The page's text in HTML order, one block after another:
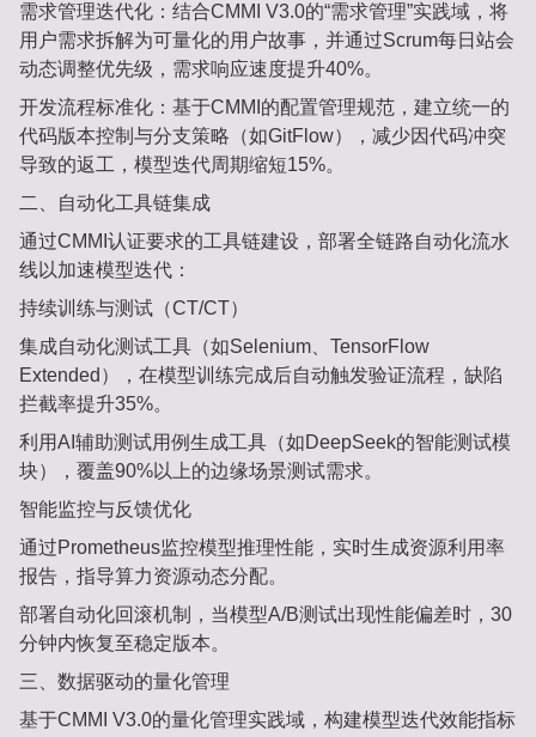
需求管理迭代化‌：结合CMMI V3.0的“需求管理”实践域，将
用户需求拆解为可量化的用户故事，并通过Scrum每日站会
动态调整优先级，需求响应速度提升40%‌。
开发流程标准化‌：基于CMMI的配置管理规范，建立统一的
代码版本控制与分支策略（如GitFlow），减少因代码冲突
导致的返工，模型迭代周期缩短15%‌。
二、‌自动化工具链集成‌
通过CMMI认证要求的工具链建设，部署‌全链路自动化流水
线‌以加速模型迭代：
持续训练与测试（CT/CT）‌
集成自动化测试工具（如Selenium、TensorFlow
Extended），在模型训练完成后自动触发验证流程，缺陷
拦截率提升35%‌。
利用AI辅助测试用例生成工具（如DeepSeek的智能测试模
块），覆盖90%以上的边缘场景测试需求‌。
智能监控与反馈优化‌
通过Prometheus监控模型推理性能，实时生成资源利用率
报告，指导算力资源动态分配‌。
部署自动化回滚机制，当模型A/B测试出现性能偏差时，30
分钟内恢复至稳定版本‌。
三、‌数据驱动的量化管理‌
基于CMMI V3.0的量化管理实践域，构建‌模型迭代效能指标